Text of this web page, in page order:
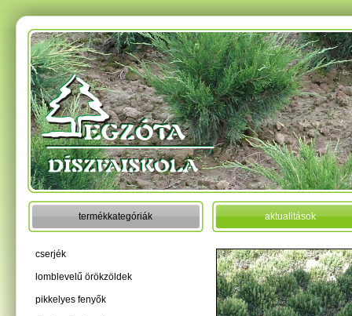
termékkategóriák
cserjék
lomblevelű örökzöldek
pikkelyes fenyők
aktualitások